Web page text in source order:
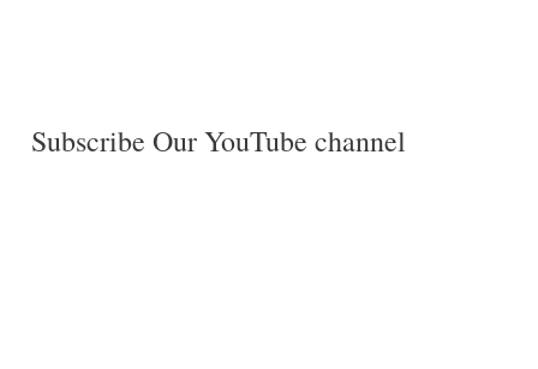
Subscribe Our YouTube channel